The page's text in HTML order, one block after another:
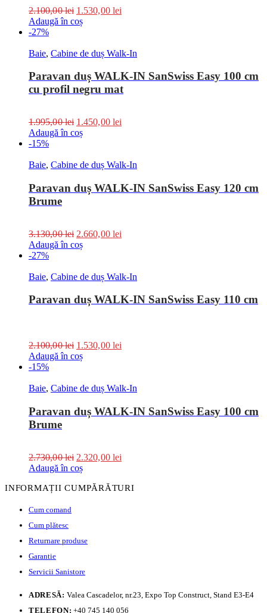
2.100,00lei 1.530,00 lei
Adaugă în coș
-27%
Baie, Cabine de duș Walk-In
Paravan duș WALK-IN SanSwiss Easy 100 cm
cu profil negru mat
1.995,00lei 1.450,00 lei
Adaugă în coș
-15%
Baie, Cabine de duș Walk-In
Paravan duș WALK-IN SanSwiss Easy 120 cm
Brume
3.130,00lei 2.660,00 lei
Adaugă în coș
-27%
Baie, Cabine de duș Walk-In
Paravan duș WALK-IN SanSwiss Easy 110 cm
2.100,00lei 1.530,00 lei
Adaugă în coș
-15%
Baie, Cabine de duș Walk-In
Paravan duș WALK-IN SanSwiss Easy 100 cm
Brume
2.730,00lei 2.320,00 lei
Adaugă în coș
INFORMAȚII CUMPĂRĂTURI
Cum comand
Cum plătesc
Returnare produse
Garantie
Servicii Sanistore
ADRESĂ: Valea Cascadelor, nr.23, Expo Top Construct, Stand E3-E4
TELEFON: +40 745 140 056